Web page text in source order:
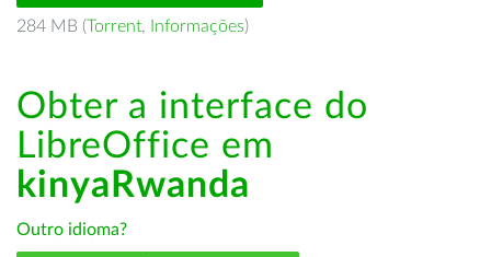
284 MB (Torrent, Informações)
Obter a interface do
LibreOffice em
kinyaRwanda
Outro idioma?